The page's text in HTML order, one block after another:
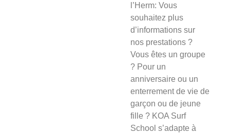
l’Herm: Vous
souhaitez plus
d’informations sur
nos prestations ?
Vous êtes un groupe
? Pour un
anniversaire ou un
enterrement de vie de
garçon ou de jeune
fille ? KOA Surf
School s’adapte à